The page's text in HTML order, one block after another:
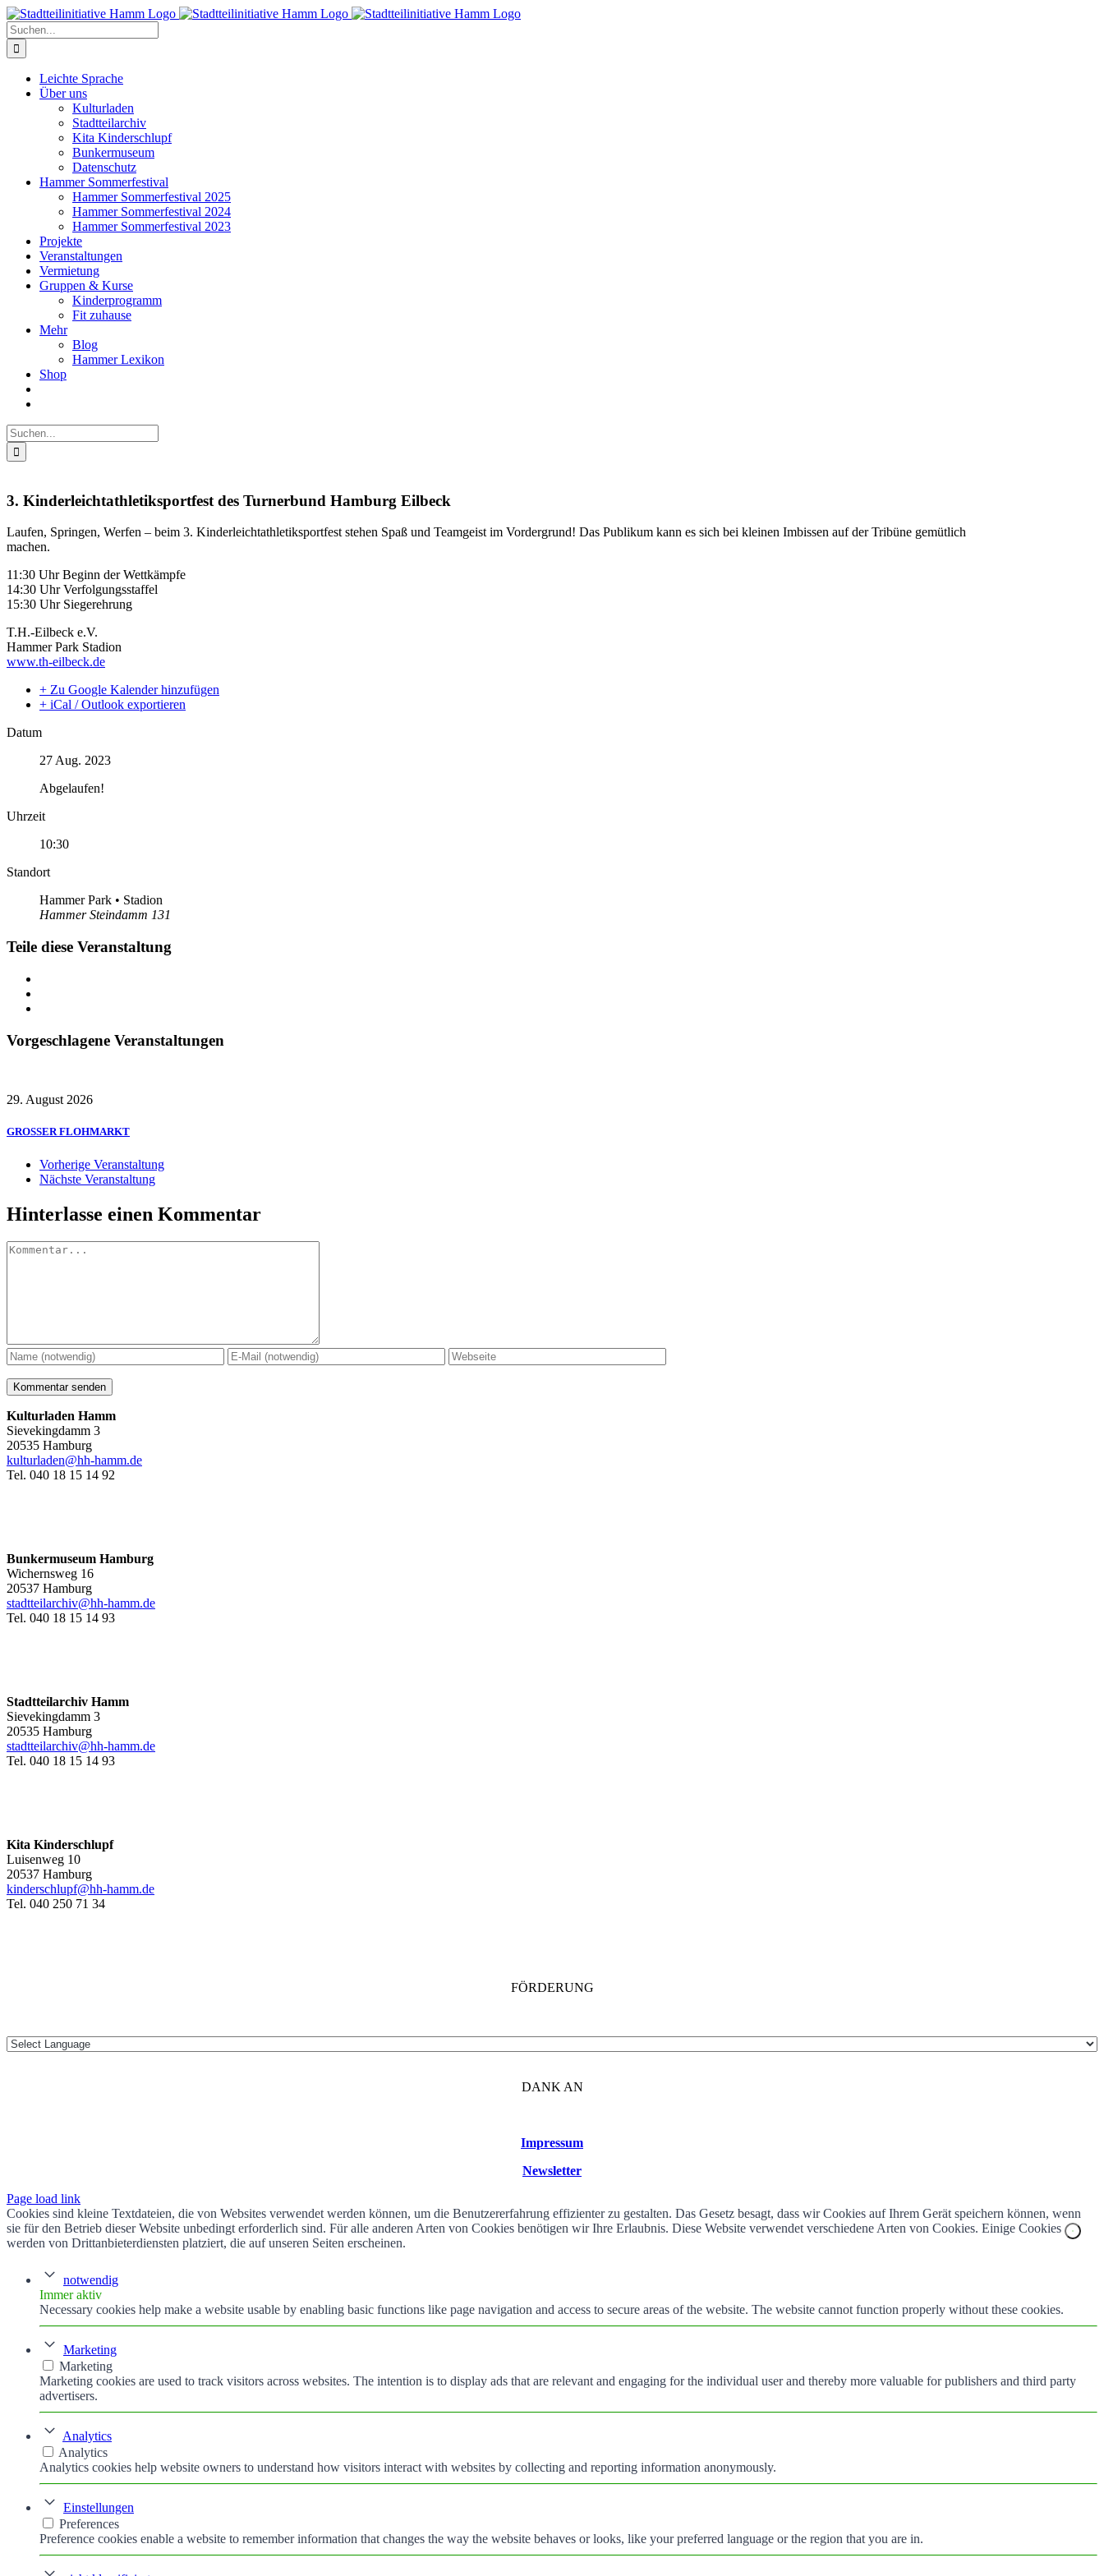
Zum
Inhalt
springen
Suche
nach:
Leichte Sprache
Über uns
Kulturladen
Stadtteilarchiv
Kita Kinderschlupf
Bunkermuseum
Datenschutz
Hammer Sommerfestival
Hammer Sommerfestival 2025
Hammer Sommerfestival 2024
Hammer Sommerfestival 2023
Projekte
Veranstaltungen
Vermietung
Gruppen & Kurse
Kinderprogramm
Fit zuhause
Mehr
Blog
Hammer Lexikon
Shop
Suche
nach:
3. Kinderleichtathletiksportfest des Turnerbund Hamburg Eilbeck
Laufen, Springen, Werfen – beim 3. Kinderleichtathletiksportfest stehen Spaß und Teamgeist im Vordergrund! Das Publikum kann es sich bei kleinen Imbissen auf der Tribüne gemütlich
machen.
11:30 Uhr Beginn der Wettkämpfe
14:30 Uhr Verfolgungsstaffel
15:30 Uhr Siegerehrung
T.H.-Eilbeck e.V.
Hammer Park Stadion
www.th-eilbeck.de
+ Zu Google Kalender hinzufügen
+ iCal / Outlook exportieren
Datum
27 Aug. 2023
Abgelaufen!
Uhrzeit
10:30
Standort
Hammer Park • Stadion
Hammer Steindamm 131
Teile diese Veranstaltung
Vorgeschlagene Veranstaltungen
29. August 2026
GROSSER FLOHMARKT
Vorherige Veranstaltung
Nächste Veranstaltung
Hinterlasse einen Kommentar
Kommentar
Kulturladen Hamm
Sievekingdamm 3
20535 Hamburg
kulturladen@hh-hamm.de
Tel. 040 18 15 14 92
Bunkermuseum Hamburg
Wichernsweg 16
20537 Hamburg
stadtteilarchiv@hh-hamm.de
Tel. 040 18 15 14 93
Stadtteilarchiv Hamm
Sievekingdamm 3
20535 Hamburg
stadtteilarchiv@hh-hamm.de
Tel. 040 18 15 14 93
Kita Kinderschlupf
Luisenweg 10
20537 Hamburg
kinderschlupf@hh-hamm.de
Tel. 040 250 71 34
FÖRDERUNG
DANK AN
Impressum
Newsletter
Page load link
Cookies sind kleine Textdateien, die von Websites verwendet werden können, um die Benutzererfahrung effizienter zu gestalten. Das Gesetz besagt, dass wir Cookies auf Ihrem Gerät speichern können, wenn
sie für den Betrieb dieser Website unbedingt erforderlich sind. Für alle anderen Arten von Cookies benötigen wir Ihre Erlaubnis. Diese Website verwendet verschiedene Arten von Cookies. Einige Cookies
werden von Drittanbieterdiensten platziert, die auf unseren Seiten erscheinen.
notwendig
Immer aktiv
Necessary cookies help make a website usable by enabling basic functions like page navigation and access to secure areas of the website. The website cannot function properly without these cookies.
Marketing
Marketing
Marketing cookies are used to track visitors across websites. The intention is to display ads that are relevant and engaging for the individual user and thereby more valuable for publishers and third party
advertisers.
Analytics
Analytics
Analytics cookies help website owners to understand how visitors interact with websites by collecting and reporting information anonymously.
Einstellungen
Preferences
Preference cookies enable a website to remember information that changes the way the website behaves or looks, like your preferred language or the region that you are in.